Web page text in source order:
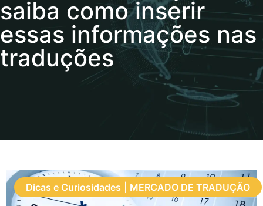
saiba como inserir
essas informações nas
traduções
Dicas e Curiosidades MERCADO DE TRADUÇÃO